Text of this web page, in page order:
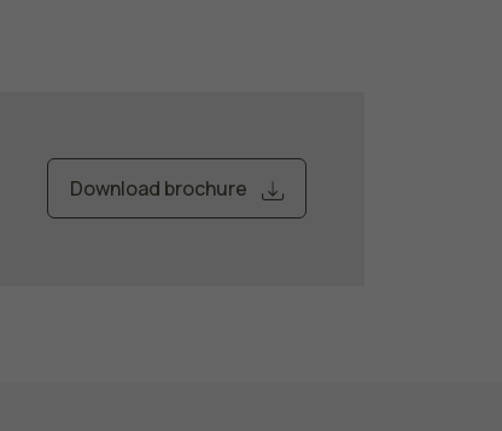
Download brochure